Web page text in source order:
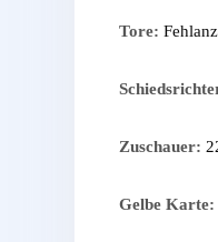
Tore:
Zuschauer:
Gelbe Karte: